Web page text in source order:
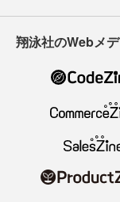
翔泳社のWebメ